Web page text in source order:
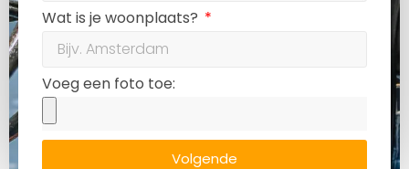
Wat is je woonplaats?
Voeg een foto toe:
Volgende